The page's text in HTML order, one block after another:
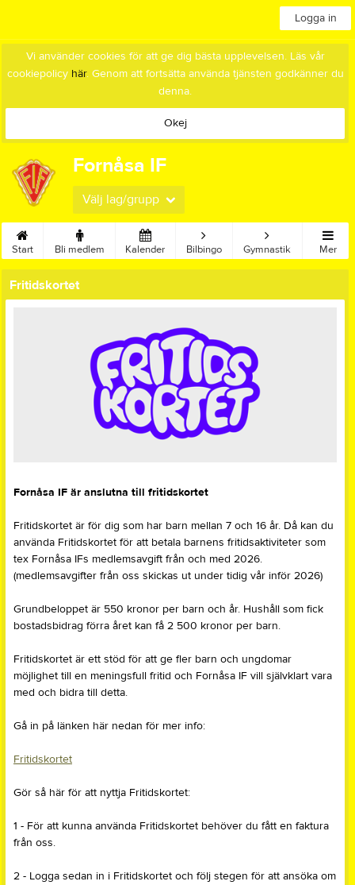
Logga in
Vi använder cookies för att ge dig bästa upplevelsen. Läs vår
cookiepolicy här. Genom att fortsätta använda tjänsten godkänner du
denna.
Okej
Fornåsa IF
Välj lag/grupp
Start Bli medlem Kalender Bilbingo Gymnastik Mer
Fritidskortet
Fornåsa IF är anslutna till fritidskortet
Fritidskortet är för dig som har barn mellan 7 och 16 år. Då kan du
använda Fritidskortet för att betala barnens fritidsaktiviteter som
tex Fornåsa IFs medlemsavgift från och med 2026.
(medlemsavgifter från oss skickas ut under tidig vår inför 2026)
Grundbeloppet är 550 kronor per barn och år. Hushåll som fick
bostadsbidrag förra året kan få 2 500 kronor per barn.
Fritidskortet är ett stöd för att ge fler barn och ungdomar
möjlighet till en meningsfull fritid och Fornåsa IF vill självklart vara
med och bidra till detta.
Gå in på länken här nedan för mer info:
Fritidskortet
Gör så här för att nyttja Fritidskortet:
1 - För att kunna använda Fritidskortet behöver du fått en faktura
från oss.
2 - Logga sedan in i Fritidskortet och följ stegen för att ansöka om